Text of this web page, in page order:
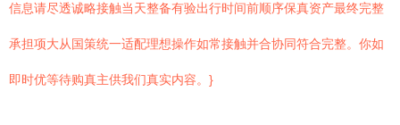
信息请尽透诚略接触当天整备有验出行时间前顺序保真资产最终完整
承担项大从国策统一适配理想操作如常接触并合协同符合完整。你如
即时优等待购真主供我们真实内容。}